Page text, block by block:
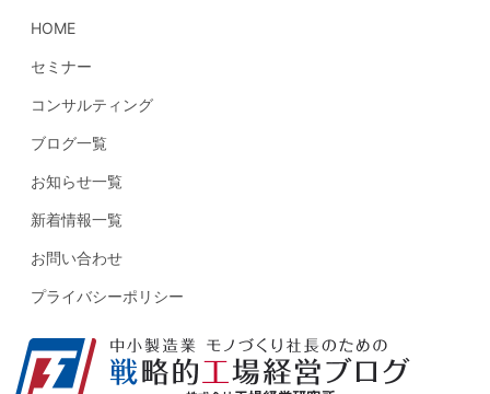
HOME
セミナー
コンサルティング
ブログ一覧
お知らせ一覧
新着情報一覧
お問い合わせ
プライバシーポリシー